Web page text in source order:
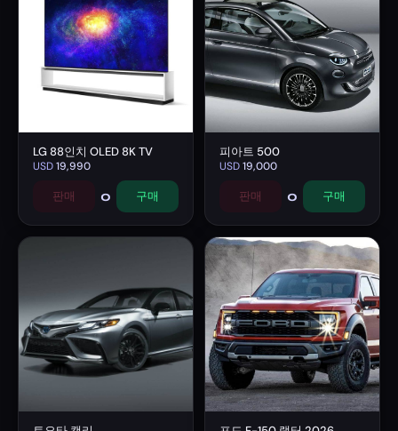
LG 88인치 OLED 8K TV
USD19,990
판매 0 구매
피아트 500
USD19,000
판매 0 구매